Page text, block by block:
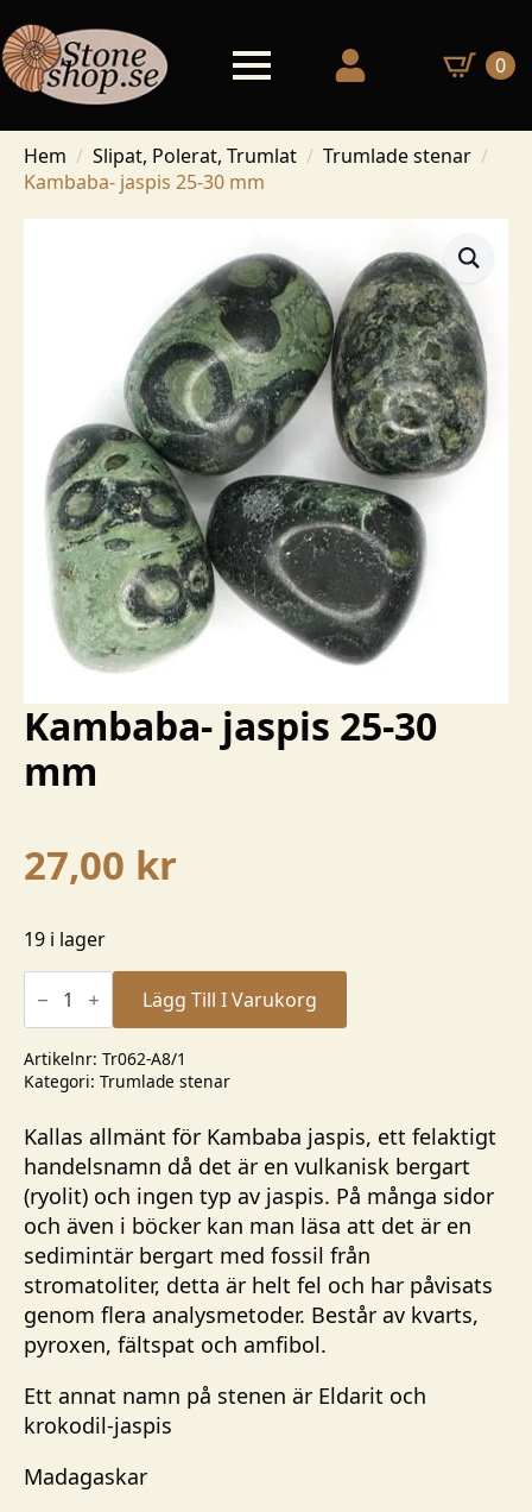
0
Hem Slipat, Polerat, Trumlat
Trumlade stenar
Kambaba- jaspis 25-30 mm
Kambaba- jaspis 25-30
mm
27,00 kr
19 i lager
Kambaba-
jaspis
30
mm
mängd
Lägg Till I Varukorg
Artikelnr: Tr062-A8/1
Kategori: Trumlade stenar
Kallas allmänt för Kambaba jaspis, ett felaktigt
handelsnamn då det är en vulkanisk bergart
(ryolit) och ingen typ av jaspis. På många sidor
och även i böcker kan man läsa att det är en
sedimintär bergart med fossil från
stromatoliter, detta är helt fel och har påvisats
genom flera analysmetoder. Består av kvarts,
pyroxen, fältspat och amfibol.
Ett annat namn på stenen är Eldarit och
krokodil-jaspis
Madagaskar